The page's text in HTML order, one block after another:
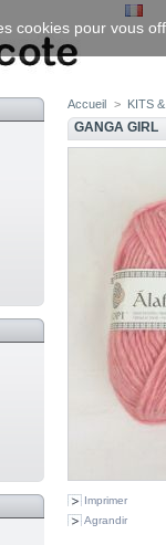
Accueil > KITS
GANGA GIRL
Imprimer
Agrandir
cookies pour vous